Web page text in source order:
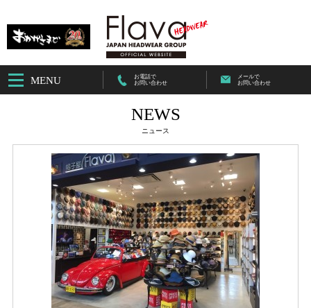
MENU
お電話で
お問い合わせ
メールで
お問い合わせ
NEWS
ニュース